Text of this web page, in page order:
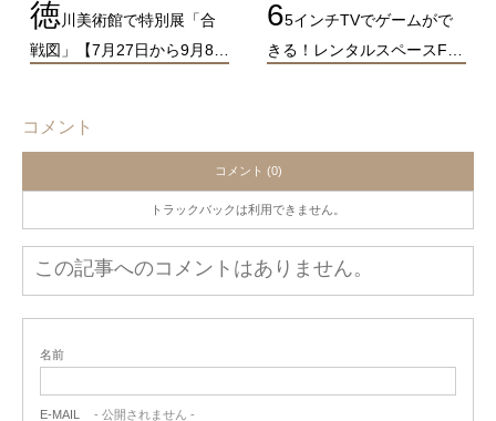
徳川美術館で特別展「合
戦図」【7月27日から9月8…
65インチTVでゲームがで
きる！レンタルスペースF…
コメント
コメント (0)
トラックバックは利用できません。
この記事へのコメントはありません。
名前
E-MAIL - 公開されません -